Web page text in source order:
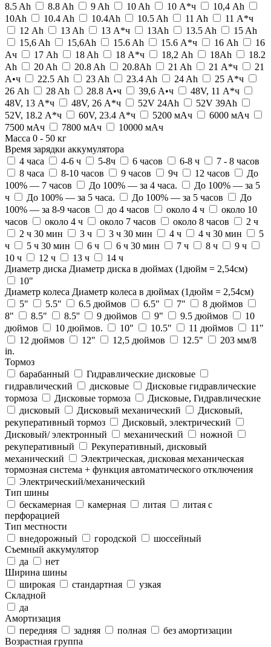
8.5 Ah
8.8 Ah 9 Ah 10 Ah 10 А*ч
10,4 Ah
10Ah
10.4 Ah 10.4Ah 10.5 Ah 11 Ah
11 А*ч
12 Ah
13 Ah 13 А*ч 13Ah 13.5 Ah
15 Ah
15,6 Ah
15,6Ah 15.6 Ah 15.6 А*ч 16 Ah
16
Ач
17 Ah 18 Ah 18 А*ч 18,2 Ah 18Ah
18.2
Ah
20 Ah 20.8 Ah 20.8Ah 21 Ah 21 А*ч
21
А•ч
22.5 Ah 23 Ah 23.4 Ah 24 Ah
25 А*ч
26 Ah
28 Ah 28.8 А•ч 39,6 А•ч
48V, 11 А*ч
48V, 13 А*ч
48V, 26 А*ч 52V 24Ah
52V 39Ah
52V, 18.2 А*ч
60V, 23.4 А*ч 5200 мАч
6000 мАч
7500 мАч
7800 мАч
10000 мАч
Масса 0 - 50 кг
Время зарядки аккумулятора
4 часа
4-6 ч 5-8ч 6 часов 6-8 ч
7 - 8 часов
8 часа
8-10 часов 9 часов 9ч 12 часов
До
100% — 7 часов
До 100% — за 4 часа.
До 100% — за 5
ч
До 100% — за 5 часа. До 100% — за 5 часов
До
100% — за 8-9 часов
до 4 часов около 4 ч
около 10
часов
около 4 ч около 7 часов около 8 часов
2 ч
2 ч 30 мин
3 ч 3 ч 30 мин 4 ч 4 ч 30 мин
5
ч
5 ч 30 мин 6 ч 6 ч 30 мин 7 ч 8 ч
9 ч
10 ч
12 ч 13 ч
14 ч
Диаметр диска Диаметр диска в дюймах (1дюйм = 2,54см)
10"
Диаметр колеса Диаметр колеса в дюймах (1дюйм = 2,54см)
5"
5.5" 6.5 дюймов 6.5" 7"
8 дюймов
8"
8.5" 8.5'' 9 дюймов 9" 9.5 дюймов
10
дюймов
10 дюймов. 10" 10.5" 11 дюймов
11"
12 дюймов
12" 12,5 дюймов 12.5"
203 мм/8
in.
Тормоз
барабанный
Гидравлические дисковые
гидравлический
дисковые
Дисковые гидравлические
тормоза
Дисковые тормоза
Дисковые, Гидравлические
дисковый
Дисковый механический
Дисковый,
рекуперативный тормоз
Дисковый, электрический
Дисковый/ электронный
механический
ножной
рекуперативный
Рекуперативный, дисковый
механический
Электрическая, дисковая механическая
тормозная система + функция автоматического отключения
Электрический/механический
Тип шины
бескамерная
камерная литая
литая с
перфорацией
Тип местности
внедорожный
городской
шоссейный
Съемный аккумулятор
да
нет
Ширина шины
широкая
стандартная
узкая
Складной
да
Амортизация
передняя
задняя полная
без амортизации
Возрастная группа